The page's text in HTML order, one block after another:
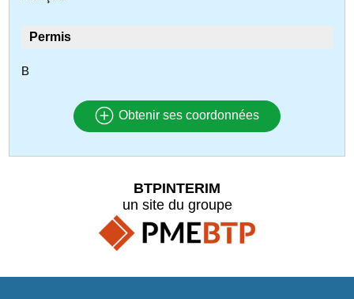
Permis
B
Obtenir ses coordonnées
BTPINTERIM
un site du groupe